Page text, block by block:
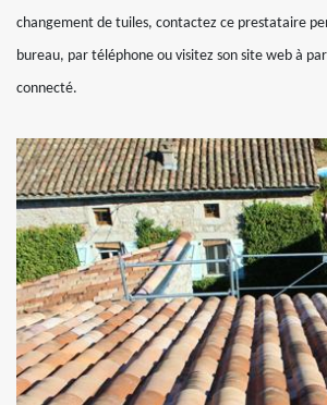
changement de tuiles, contactez ce prestataire
bureau, par téléphone ou visitez son site web à
connecté.